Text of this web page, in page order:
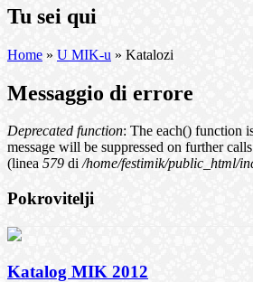
Tu sei qui
Home » U MIK-u » Katalozi
Messaggio di errore
Deprecated function: The each() function
message will be suppressed on further
(linea 579 di/home/festimik/public_html/
Pokrovitelji
Katalog MIK 2012